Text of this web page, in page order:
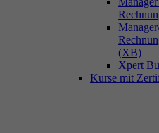
(XB)
Xpert
Kurse mit